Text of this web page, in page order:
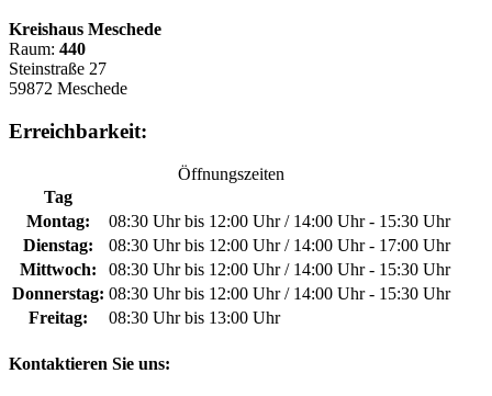
Kreishaus Meschede
Raum: 440
Steinstraße 27
59872 Meschede
Erreichbarkeit:
Öffnungszeiten
Tag
Montag:
08:30 Uhr bis 12:00 Uhr / 14:00 Uhr - 15:30 Uhr
Dienstag:
08:30 Uhr bis 12:00 Uhr / 14:00 Uhr - 17:00 Uhr
Mittwoch:
08:30 Uhr bis 12:00 Uhr / 14:00 Uhr - 15:30 Uhr
Donnerstag: 08:30 Uhr bis 12:00 Uhr / 14:00 Uhr - 15:30 Uhr
Freitag:
08:30 Uhr bis 13:00 Uhr
Kontaktieren Sie uns: